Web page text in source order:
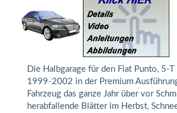
Die Halbgarage für den Fiat Punto, 5-
1999-2002 in der Premium
Fahrzeug das ganze Jahr über vor
herabfallende Blätter im Herbst,